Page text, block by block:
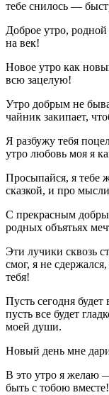
тебе снилось —
Доброе утро,
на век!
Новое утро как
всю зацелую!
Утро добрым не
чайник закипает,
Я разбужу тебя
утро любовь моя я
Просыпайся, я тебе
сказкой, и про
С прекрасным
родных объятьях
Эти лучики сквозь
смог, я не
тебя!
Пусть сегодня
пусть все будет
моей души.
Новый день мне
В это утро я желаю
быть с тобою вместе!